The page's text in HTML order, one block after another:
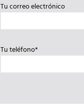
Tu correo electrónico
Tu teléfono*